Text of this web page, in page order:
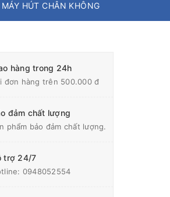
MÁY HÚT CHÂN KHÔNG
hàng trong 24h
đơn hàng trên 500.000 đ
đảm chất lượng
phẩm bảo đảm chất lượng.
trợ 24/7
0948052554